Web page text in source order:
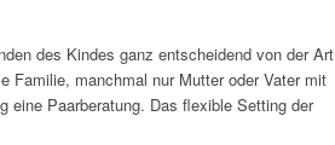
des Kindes ganz entscheidend von der Art
Familie, manchmal nur Mutter oder Vater mit
eine Paarberatung. Das flexible Setting der